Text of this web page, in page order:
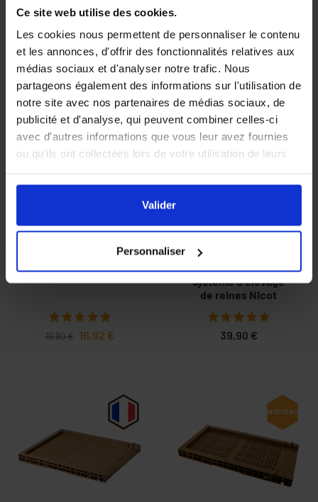
Ce site web utilise des cookies.
Les cookies nous permettent de personnaliser le contenu
et les annonces, d'offrir des fonctionnalités relatives aux
médias sociaux et d'analyser notre trafic. Nous
partageons également des informations sur l'utilisation de
notre site avec nos partenaires de médias sociaux, de
publicité et d'analyse, qui peuvent combiner celles-ci
avec d'autres informations que vous leur avez fournies
ou qu'ils ont collectées lors de votre utilisation de leurs
En cliquant sur le boutonValidervous acceptez
l'ensemble des cookies de notre site ainsi que ceux de
nos partenaires. Vous pouvez également choisir les
Valider
Personnaliser
10 cadres Hoffmann
39,90 €
6,90 € 4,83 €
-15%
Cupularve
19,90 € 16,92 €
Ensemble complet
système d'élevage
de reines Nicot
39,90 €
NOUVEAU